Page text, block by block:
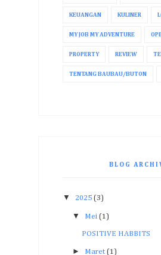
KEUANGAN KULINER
MY JOB MY ADVENTURE
PROPERTY REVIEW
TENTANG BAUBAU/BUTON
BLOG
▼ 2025 (3)
▼ Mei (1)
POSITIVE HABBITS
► Maret (1)